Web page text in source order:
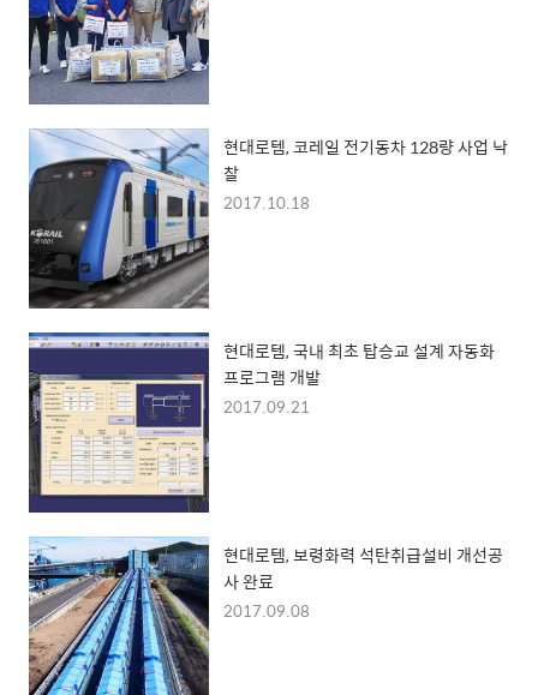
현대로템, 코레일 전기동차 128량 사업 낙
찰
2017.10.18
현대로템, 국내 최초 탑승교 설계 자동화
프로그램 개발
2017.09.21
현대로템, 보령화력 석탄취급설비 개선공
사 완료
2017.09.08